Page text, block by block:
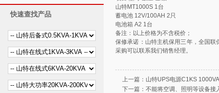
快速查找产品
山特MT1000S 1台
蓄电池 12V/100AH 2只
电池箱 A2 1台
备注：以上价格为不含税价；
保修承诺：山特主机保用三年，全国
采购可以联系我们销售经理。
上一篇： 山特UPS电源C1KS
下一篇： 不能将空调、照明等设备接